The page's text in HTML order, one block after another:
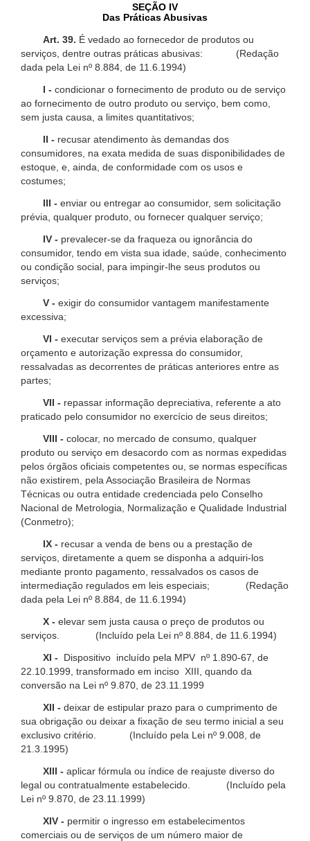
SEÇÃO IV
Das Práticas Abusivas
Art. 39. É vedado ao fornecedor de produtos ou
serviços, dentre outras práticas abusivas: (Redação
dada pela Lei nº 8.884, de 11.6.1994)
I - condicionar o fornecimento de produto ou de serviço
ao fornecimento de outro produto ou serviço, bem como,
sem justa causa, a limites quantitativos;
II - recusar atendimento às demandas dos
consumidores, na exata medida de suas disponibilidades de
estoque, e, ainda, de conformidade com os usos e
costumes;
III - enviar ou entregar ao consumidor, sem solicitação
prévia, qualquer produto, ou fornecer qualquer serviço;
IV - prevalecer-se da fraqueza ou ignorância do
consumidor, tendo em vista sua idade, saúde, conhecimento
ou condição social, para impingir-lhe seus produtos ou
serviços;
V - exigir do consumidor vantagem manifestamente
excessiva;
VI - executar serviços sem a prévia elaboração de
orçamento e autorização expressa do consumidor,
ressalvadas as decorrentes de práticas anteriores entre as
partes;
VII - repassar informação depreciativa, referente a ato
praticado pelo consumidor no exercício de seus direitos;
VIII - colocar, no mercado de consumo, qualquer
produto ou serviço em desacordo com as normas expedidas
pelos órgãos oficiais competentes ou, se normas específicas
não existirem, pela Associação Brasileira de Normas
Técnicas ou outra entidade credenciada pelo Conselho
Nacional de Metrologia, Normalização e Qualidade Industrial
(Conmetro);
IX - recusar a venda de bens ou a prestação de
serviços, diretamente a quem se disponha a adquiri-los
mediante pronto pagamento, ressalvados os casos de
intermediação regulados em leis especiais; (Redação
dada pela Lei nº 8.884, de 11.6.1994)
X - elevar sem justa causa o preço de produtos ou
serviços. (Incluído pela Lei nº 8.884, de 11.6.1994)
XI -
Dispositivo incluído pela MPV nº 1.890-67, de
22.10.1999, transformado em inciso XIII, quando da
conversão na Lei nº 9.870, de 23.11.1999
XII - deixar de estipular prazo para o cumprimento de
sua obrigação ou deixar a fixação de seu termo inicial a seu
exclusivo critério. (Incluído pela Lei nº 9.008, de
21.3.1995)
XIII - aplicar fórmula ou índice de reajuste diverso do
legal ou contratualmente estabelecido. (Incluído pela
Lei nº 9.870, de 23.11.1999)
XIV - permitir o ingresso em estabelecimentos
comerciais ou de serviços de um número maior de